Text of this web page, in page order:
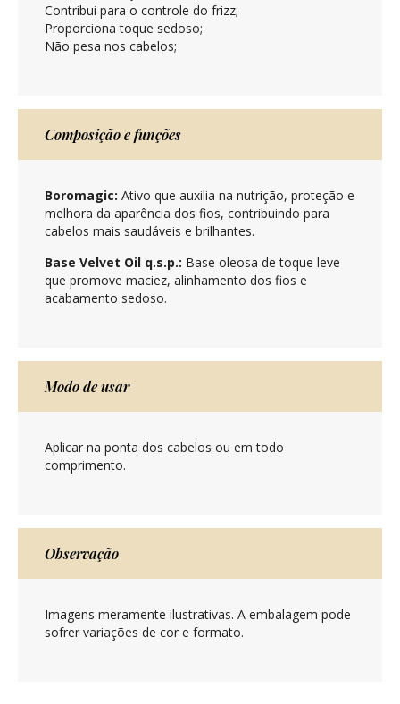
Contribui para o controle do frizz;
Proporciona toque sedoso;
Não pesa nos cabelos;
Composição e funções
Boromagic: Ativo que auxilia na nutrição, proteção e
melhora da aparência dos fios, contribuindo para
cabelos mais saudáveis e brilhantes.
Base Velvet Oil q.s.p.: Base oleosa de toque leve
que promove maciez, alinhamento dos fios e
acabamento sedoso.
Modo de usar
Aplicar na ponta dos cabelos ou em todo
comprimento.
Observação
Imagens meramente ilustrativas. A embalagem pode
sofrer variações de cor e formato.